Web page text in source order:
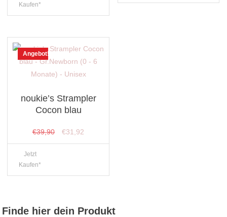
Kaufen*
Angebot!
noukie’s Strampler
Cocon blau
€39,90
Ursprünglicher
Preis
€31,92
Preis
Jetzt
Kaufen*
Finde hier dein Produkt